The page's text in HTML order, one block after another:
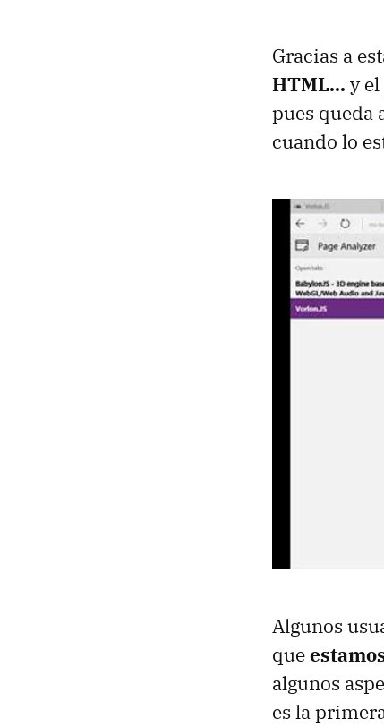
Gracias a
HTML... y
pues queda
cuando lo
Algunos
que
algunos
es la